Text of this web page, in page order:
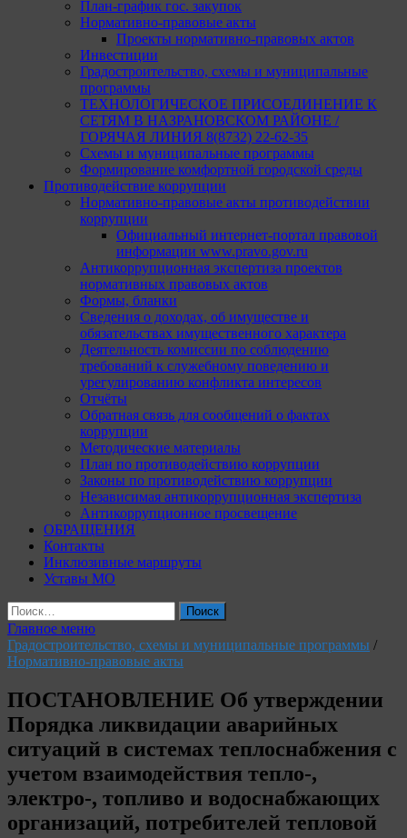
План-график гос. закупок
Нормативно-правовые акты
Проекты нормативно-правовых актов
Инвестиции
Градостроительство, схемы и муниципальные
программы
ТЕХНОЛОГИЧЕСКОЕ ПРИСОЕДИНЕНИЕ К
СЕТЯМ В НАЗРАНОВСКОМ РАЙОНЕ /
ГОРЯЧАЯ ЛИНИЯ 8(8732) 22-62-35
Схемы и муниципальные программы
Формирование комфортной городской среды
Противодействие коррупции
Нормативно-правовые акты противодействии
коррупции
Официальный интернет-портал правовой
информации www.pravo.gov.ru
Антикоррупционная экспертиза проектов
нормативных правовых актов
Формы, бланки
Сведения о доходах, об имуществе и
обязательствах имущественного характера
Деятельность комиссии по соблюдению
требований к служебному поведению и
урегулированию конфликта интересов
Отчёты
Обратная связь для сообщений о фактах
коррупции
Методические материалы
План по противодействию коррупции
Законы по противодействию коррупции
Независимая антикоррупционная экспертиза
Антикоррупционное просвещение
ОБРАЩЕНИЯ
Контакты
Инклюзивные маршруты
Уставы МО
Найти:
Главное меню
Градостроительство, схемы и муниципальные программы /
Нормативно-правовые акты
ПОСТАНОВЛЕНИЕ Об утверждении
Порядка ликвидации аварийных
ситуаций в системах теплоснабжения с
учетом взаимодействия тепло-,
электро-, топливо и водоснабжающих
организаций, потребителей тепловой